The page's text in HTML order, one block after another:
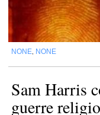
NONE NONE
Sam Harris
guerre